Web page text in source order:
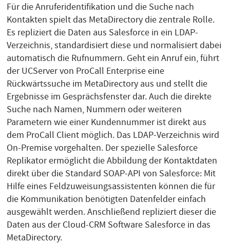
Für die Anruferidentifikation und die Suche nach
Kontakten spielt das MetaDirectory die zentrale Rolle.
Es repliziert die Daten aus Salesforce in ein LDAP-
Verzeichnis, standardisiert diese und normalisiert dabei
automatisch die Rufnummern. Geht ein Anruf ein, führt
der UCServer von ProCall Enterprise eine
Rückwärtssuche im MetaDirectory aus und stellt die
Ergebnisse im Gesprächsfenster dar. Auch die direkte
Suche nach Namen, Nummern oder weiteren
Parametern wie einer Kundennummer ist direkt aus
dem ProCall Client möglich. Das LDAP-Verzeichnis wird
On-Premise vorgehalten. Der spezielle Salesforce
Replikator ermöglicht die Abbildung der Kontaktdaten
direkt über die Standard SOAP-API von Salesforce: Mit
Hilfe eines Feldzuweisungsassistenten können die für
die Kommunikation benötigten Datenfelder einfach
ausgewählt werden. Anschließend repliziert dieser die
Daten aus der Cloud-CRM Software Salesforce in das
MetaDirectory.